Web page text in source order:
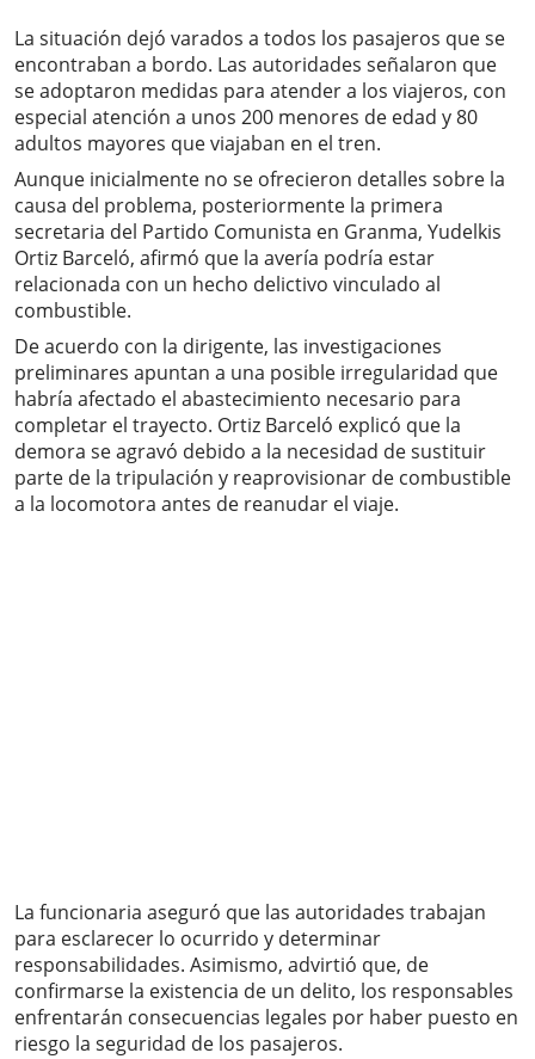
La situación dejó varados a todos los pasajeros que se
encontraban a bordo. Las autoridades señalaron que
se adoptaron medidas para atender a los viajeros, con
especial atención a unos 200 menores de edad y 80
adultos mayores que viajaban en el tren.
Aunque inicialmente no se ofrecieron detalles sobre la
causa del problema, posteriormente la primera
secretaria del Partido Comunista en Granma, Yudelkis
Ortiz Barceló, afirmó que la avería podría estar
relacionada con un hecho delictivo vinculado al
combustible.
De acuerdo con la dirigente, las investigaciones
preliminares apuntan a una posible irregularidad que
habría afectado el abastecimiento necesario para
completar el trayecto. Ortiz Barceló explicó que la
demora se agravó debido a la necesidad de sustituir
parte de la tripulación y reaprovisionar de combustible
a la locomotora antes de reanudar el viaje.
La funcionaria aseguró que las autoridades trabajan
para esclarecer lo ocurrido y determinar
responsabilidades. Asimismo, advirtió que, de
confirmarse la existencia de un delito, los responsables
enfrentarán consecuencias legales por haber puesto en
riesgo la seguridad de los pasajeros.